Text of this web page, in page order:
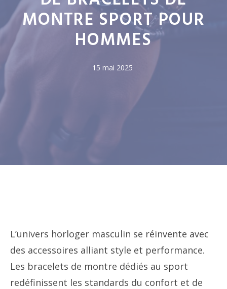
MONTRE SPORT POUR
HOMMES
15 mai 2025
L’univers horloger masculin se réinvente avec
des accessoires alliant style et performance.
Les bracelets de montre dédiés au sport
redéfinissent les standards du confort et de